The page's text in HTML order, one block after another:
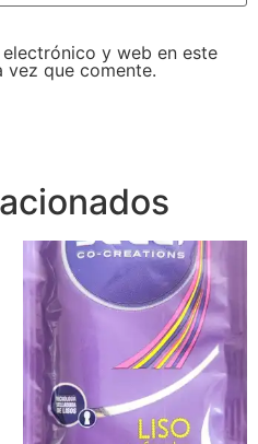
y web en este
vez que comente.